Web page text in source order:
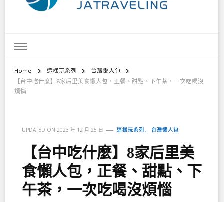
Home 這樣玩系列
台灣懶人包
【台中吃什麼】8家后里美食懶人包，正餐、甜點、下午茶，一次吃喝沒
煩惱
UPDATED ON 2023 年 12 月 25 日 這樣玩系列 台灣懶人包
【台中吃什麼】8家后里美
食懶人包，正餐、甜點、下
午茶，一次吃喝沒煩惱